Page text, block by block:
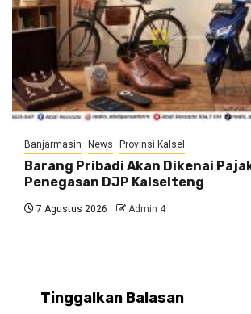
Banjarmasin News Provinsi Kalsel
Barang Pribadi Akan Dikenai
Penegasan DJP Kalselteng
7 Agustus 2026 Admin 4
Tinggalkan Balasan